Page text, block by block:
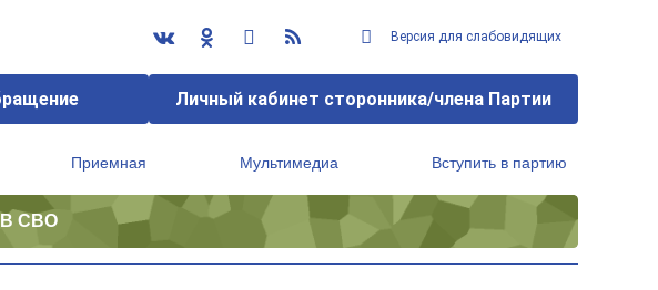
Версия для слабовидящих
Личный кабинет сторонника/члена Партии
Приемная Мультимедиа Вступить в партию
СВО